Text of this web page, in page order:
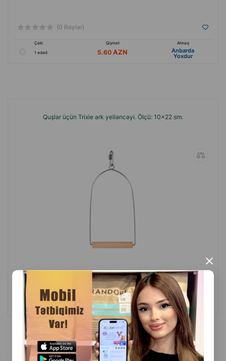
×
(0 Rəylər)
Çəki Qiymət
Almaq
1 ədəd
5.60 Anbarda
Yoxdur
Quşlar üçün Trixie ark yelləncəyi. Ölçü: 10x22 sm.
Çəki Qiymət
Almaq
1 ədəd
5.00 Anbarda
Yoxdur